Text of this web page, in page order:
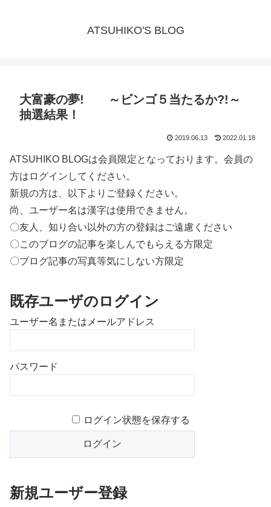
ATSUHIKO'S BLOG
大富豪の夢! ～ビンゴ５当たるか?!～
抽選結果！
2019.06.13 2022.01.18
ATSUHIKO BLOGは会員限定となっております。会員の
方はログインしてください。
新規の方は、以下よりご登録ください。
尚、ユーザー名は漢字は使用できません。
〇友人、知り合い以外の方の登録はご遠慮ください
〇このブログの記事を楽しんでもらえる方限定
〇ブログ記事の写真等気にしない方限定
既存ユーザのログイン
ユーザー名またはメールアドレス
パスワード
ログイン状態を保存する
新規ユーザー登録